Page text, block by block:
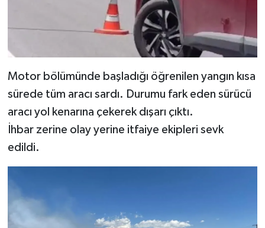
Motor bölümünde başladığı öğrenilen yangın kısa
sürede tüm aracı sardı. Durumu fark eden sürücü
aracı yol kenarına çekerek dışarı çıktı.
İhbar zerine olay yerine itfaiye ekipleri sevk
edildi.